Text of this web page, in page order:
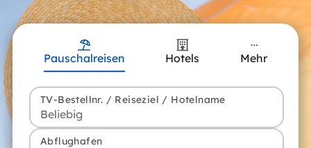
Pauschalreisen Hotels Mehr
TV-Bestellnr. / Reiseziel / Hotelname
Abflughafen